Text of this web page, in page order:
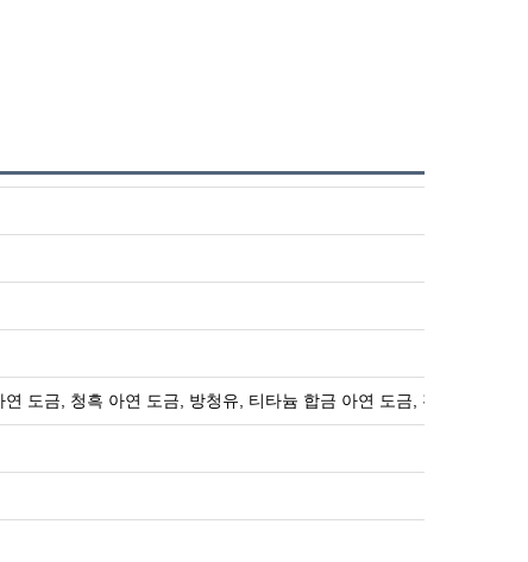
도금, 청흑 아연 도금, 방청유, 티타늄 합금 아연 도금, 전기 도금, 양